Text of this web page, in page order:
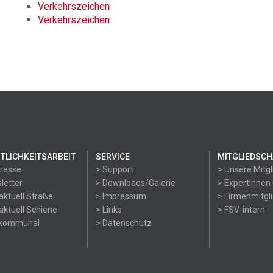
Verkehrszeichen
Verkehrszeichen
Straße
Schiene
SERVICE
> Support
> Downloads/Galerie
> Impressum
> Links
> Datenschutz
> Unsere
>
>
> FSV-intern